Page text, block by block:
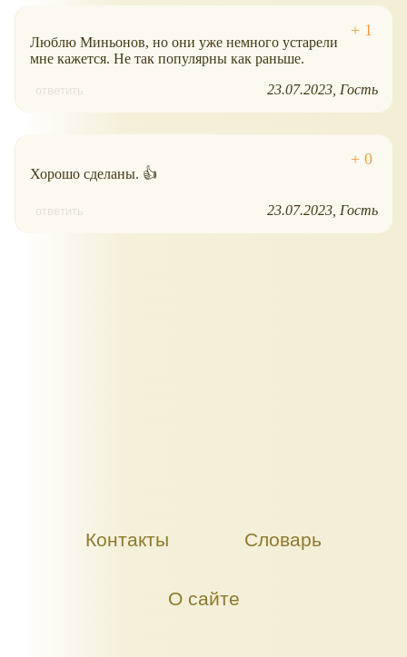
Люблю Миньонов, но они уже немного устарели
мне кажется. Не так популярны как раньше.
ответить 23.07.2023 Гость
Хорошо сделаны. 👍
ответить 23.07.2023 Гость
Контакты Словарь
О сайте